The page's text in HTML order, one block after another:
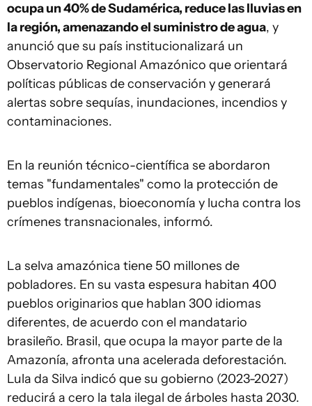
ocupa un 40% de Sudamérica, reduce las lluvias en
la región, amenazando el suministro de agua, y
anunció que su país institucionalizará un
Observatorio Regional Amazónico que orientará
políticas públicas de conservación y generará
alertas sobre sequías, inundaciones, incendios y
contaminaciones.
En la reunión técnico-científica se abordaron
temas "fundamentales" como la protección de
pueblos indígenas, bioeconomía y lucha contra los
crímenes transnacionales, informó.
La selva amazónica tiene 50 millones de
pobladores. En su vasta espesura habitan 400
pueblos originarios que hablan 300 idiomas
diferentes, de acuerdo con el mandatario
brasileño. Brasil, que ocupa la mayor parte de la
Amazonía, afronta una acelerada deforestación.
Lula da Silva indicó que su gobierno (2023-2027)
reducirá a cero la tala ilegal de árboles hasta 2030.